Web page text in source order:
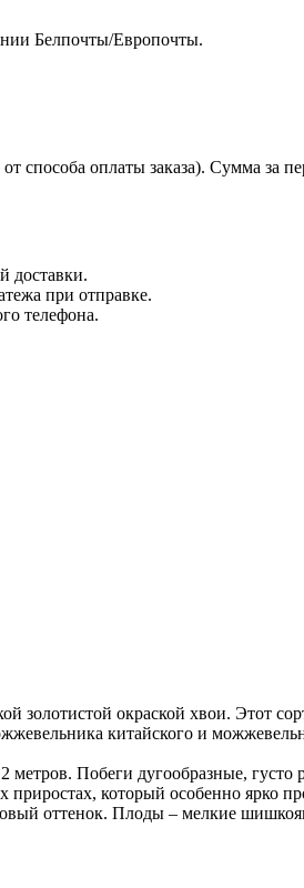
Белпочты/Европочты.
оплаты заказа). Сумма за
доставки.
при отправке.
телефона.
золотистой окраской хвои. Этот
китайского и
Побеги дугообразные, густо
который особенно ярко
оттенок. Плоды – мелкие